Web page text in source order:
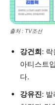
출처 : TV조선
강건희:
아티스트
다.
강유진: